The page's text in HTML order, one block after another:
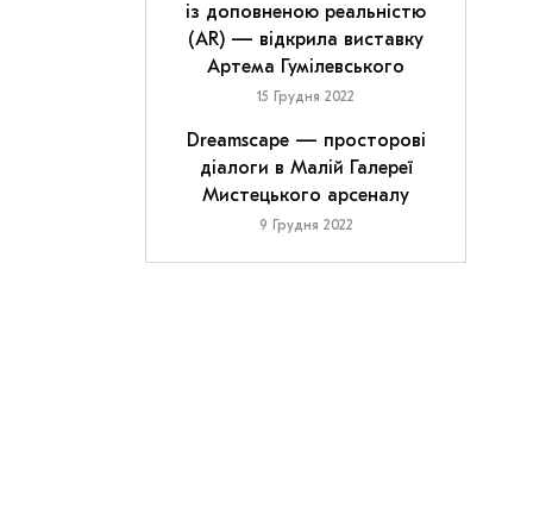
із доповненою реальністю
(AR) — відкрила виставку
Артема Гумілевського
15 Грудня 2022
Dreamscape — просторові
діалоги в Малій Галереї
Мистецького арсеналу
9 Грудня 2022